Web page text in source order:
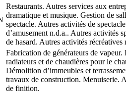
Restaurants. Autres services aux
dramatique et musique. Gestion de
spectacle. Autres activités de
d’amusement n.d.a.. Autres activités
de hasard. Autres activités récréatives
Fabrication de générateurs de vapeur.
radiateurs et de chaudières pour le
Démolition d’immeubles et
travaux de construction. Menuiserie.
de finition.